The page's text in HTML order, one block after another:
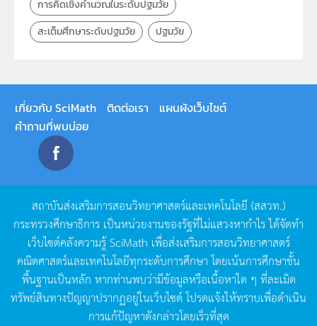
การคิดเชิงคำนวณในระดับปฐมวัย
สะเต็มศึกษาระดับปฐมวัย
ปฐมวัย
เกี่ยวกับ SciMath ติดต่อเรา
แผนผังเว็บไซต์
คำถามที่พบบ่อย
สถาบันส่งเสริมการสอนวิทยาศาสตร์และเทคโนโลยี (สสวท.)
กระทรวงศึกษาธิการ เป็นหน่วยงานของรัฐที่ไม่แสวงหากำไรได้จัดทำ
เว็บไซต์คลังความรู้SciMath เพื่อส่งเสริมการสอนวิทยาศาสตร์
คณิตศาสตร์และเทคโนโลยีทุกระดับการศึกษา โดยเน้นการศึกษาขั้น
พื้นฐานเป็นหลัก หากท่านพบว่ามีข้อมูลหรือเนื้อหาใด ๆ ที่ละเมิด
ทรัพย์สินทางปัญญาปรากฏอยู่ในเว็บไซต์โปรดแจ้งให้ทราบเพื่อดำเนิน
การแก้ปัญหาดังกล่าวโดยเร็วที่สุด